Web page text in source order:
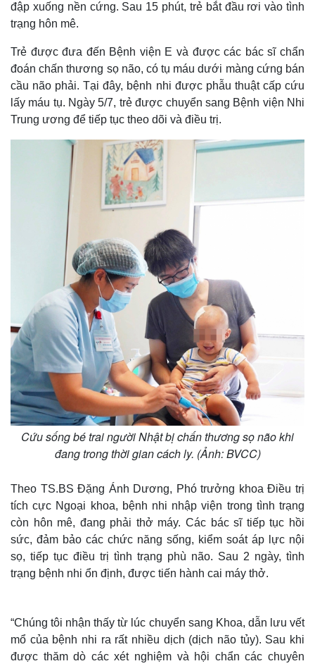
đập xuống nền cứng. Sau 15 phút, trẻ bắt đầu rơi vào tình
trạng hôn mê.
Trẻ được đưa đến Bệnh viện E và được các bác sĩ chẩn
đoán chấn thương sọ não, có tụ máu dưới màng cứng bán
cầu não phải. Tại đây, bệnh nhi được phẫu thuật cấp cứu
lấy máu tụ. Ngày 5/7, trẻ được chuyển sang Bệnh viện Nhi
Trung ương để tiếp tục theo dõi và điều trị.
Cứu sống bé trai người Nhật bị chấn thương sọ não khi
đang trong thời gian cách ly. (Ảnh: BVCC)
Theo TS.BS Đặng Ánh Dương, Phó trưởng khoa Điều trị
tích cực Ngoại khoa, bệnh nhi nhập viện trong tình trạng
còn hôn mê, đang phải thở máy. Các bác sĩ tiếp tục hồi
sức, đảm bảo các chức năng sống, kiểm soát áp lực nội
sọ, tiếp tục điều trị tình trạng phù não. Sau 2 ngày, tình
trạng bệnh nhi ổn định, được tiến hành cai máy thở.
“Chúng tôi nhận thấy từ lúc chuyển sang Khoa, dẫn lưu vết
mổ của bệnh nhi ra rất nhiều dịch (dịch não tủy). Sau khi
được thăm dò các xét nghiệm và hội chẩn các chuyên